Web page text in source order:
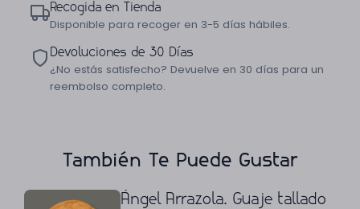
Recogida en Tienda
Disponible para recoger en 3-5 días hábiles.
Devoluciones de 30 Días
¿No estás satisfecho? Devuelve en 30 días para un
reembolso completo.
También Te Puede Gustar
Ángel Arrazola. Guaje tallado